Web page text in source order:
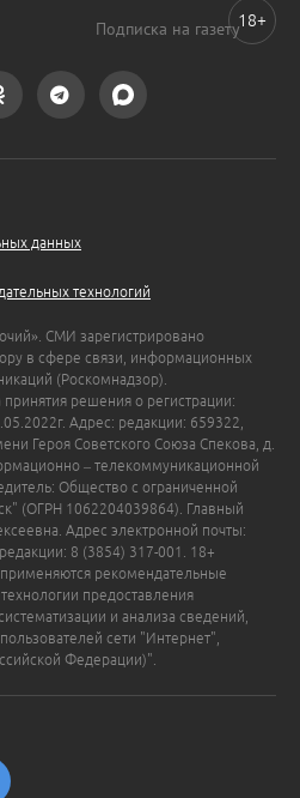
Подписка на газету
данных
технологий
СМИ зарегистрировано
в сфере связи, информационных
(Роскомнадзор).
решения о регистрации:
Адрес: редакции: 659322,
Героя Советского Союза Спекова, д.
– телекоммуникационной
Общество с ограниченной
(ОГРН 1062204039864). Главный
Адрес электронной почты:
8 (3854) 317-001. 18+
рекомендательные
предоставления
и анализа сведений,
сети "Интернет",
Федерации)".
18+